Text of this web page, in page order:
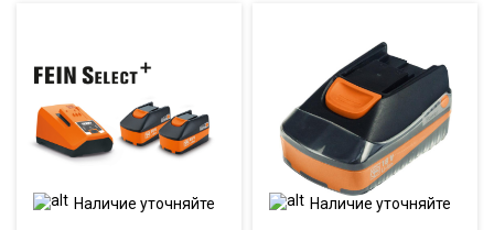
Наличие уточняйте Наличие уточняйте